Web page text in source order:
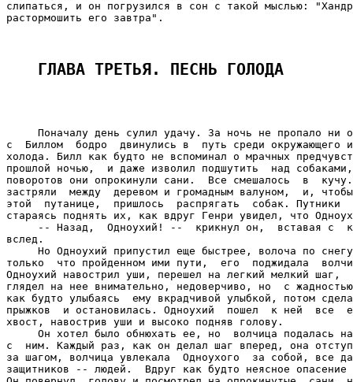
ГЛАВА ТРЕТЬЯ. ПЕСНЬ ГОЛОДА